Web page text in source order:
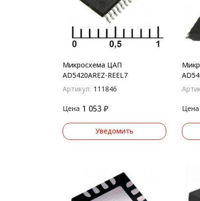
Микросхема ЦАП
AD5420AREZ-REEL7
Артикул: 111846
Цена 1 053 ₽
Уведомить
Цена